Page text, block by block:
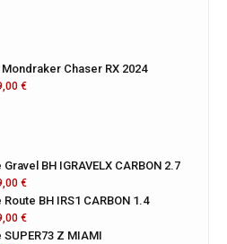
Chaser RX 2024
€
BH IGRAVELX CARBON 2.7
€
BH IRS1 CARBON 1.4
€
Z MIAMI